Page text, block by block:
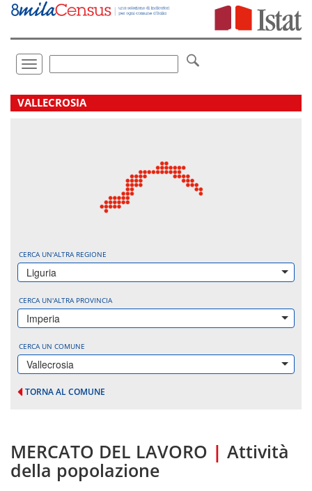
Vai
direttamente
Toggle
navigation
.
VALLECROSIA
CERCA UN'ALTRA REGIONE
Liguria
CERCA UN'ALTRA PROVINCIA
Imperia
CERCA UN COMUNE
Vallecrosia
TORNA AL COMUNE
MERCATO DEL LAVORO | Attività
della popolazione